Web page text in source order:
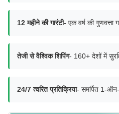
12 महीने की गारंटी- एक वर्ष की गुणवत्ता
तेजी से वैश्विक शिपिंग- 160+ देशों में
24/7 त्वरित प्रतिक्रिया- समर्पित 1-